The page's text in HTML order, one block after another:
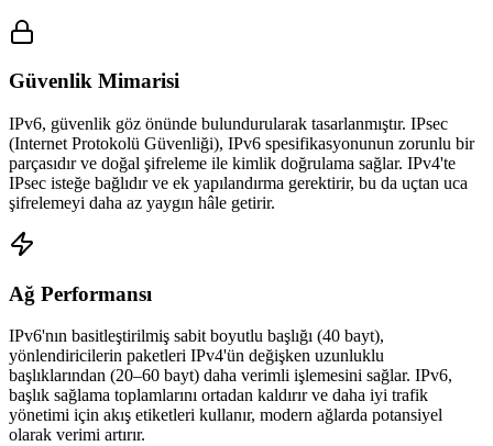
Güvenlik Mimarisi
IPv6, güvenlik göz önünde bulundurularak tasarlanmıştır. IPsec
(Internet Protokolü Güvenliği), IPv6 spesifikasyonunun zorunlu bir
parçasıdır ve doğal şifreleme ile kimlik doğrulama sağlar. IPv4'te
IPsec isteğe bağlıdır ve ek yapılandırma gerektirir, bu da uçtan uca
şifrelemeyi daha az yaygın hâle getirir.
Ağ Performansı
IPv6'nın basitleştirilmiş sabit boyutlu başlığı (40 bayt),
yönlendiricilerin paketleri IPv4'ün değişken uzunluklu
başlıklarından (20–60 bayt) daha verimli işlemesini sağlar. IPv6,
başlık sağlama toplamlarını ortadan kaldırır ve daha iyi trafik
yönetimi için akış etiketleri kullanır, modern ağlarda potansiyel
olarak verimi artırır.